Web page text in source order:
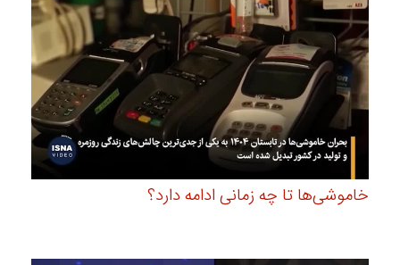
خاموشی‌ها تا چه زمانی ادامه دارد؟